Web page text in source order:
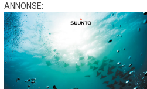
ANNONSE: